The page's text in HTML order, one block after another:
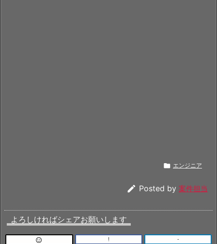
 エンジニア
 Posted by 案件担当
よろしければシェアお願いします
 ! -